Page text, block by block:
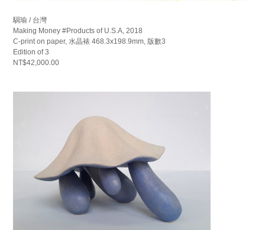
騆瑜 / 台灣
Making Money #Products of U.S.A, 2018
C-print on paper, 水晶裱 468.3x198.9mm, 版數3
Edition of 3
NT$42,000.00